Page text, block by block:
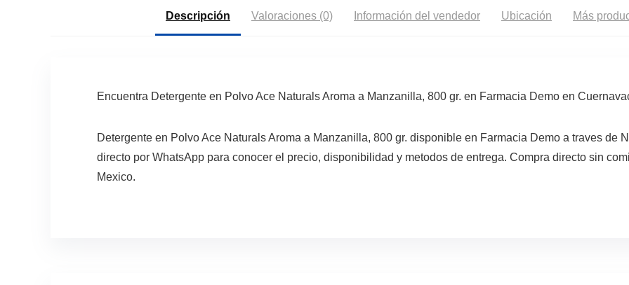
Descripción Valoraciones (0) Información del vendedor Ubicación Más
Encuentra Detergente en Polvo Ace Naturals Aroma a Manzanilla, 800 gr. en Farmacia Demo en
Detergente en Polvo Ace Naturals Aroma a Manzanilla, 800 gr. disponible en Farmacia Demo a traves de
directo por WhatsApp para conocer el precio, disponibilidad y metodos de entrega. Compra directo sin
Mexico.